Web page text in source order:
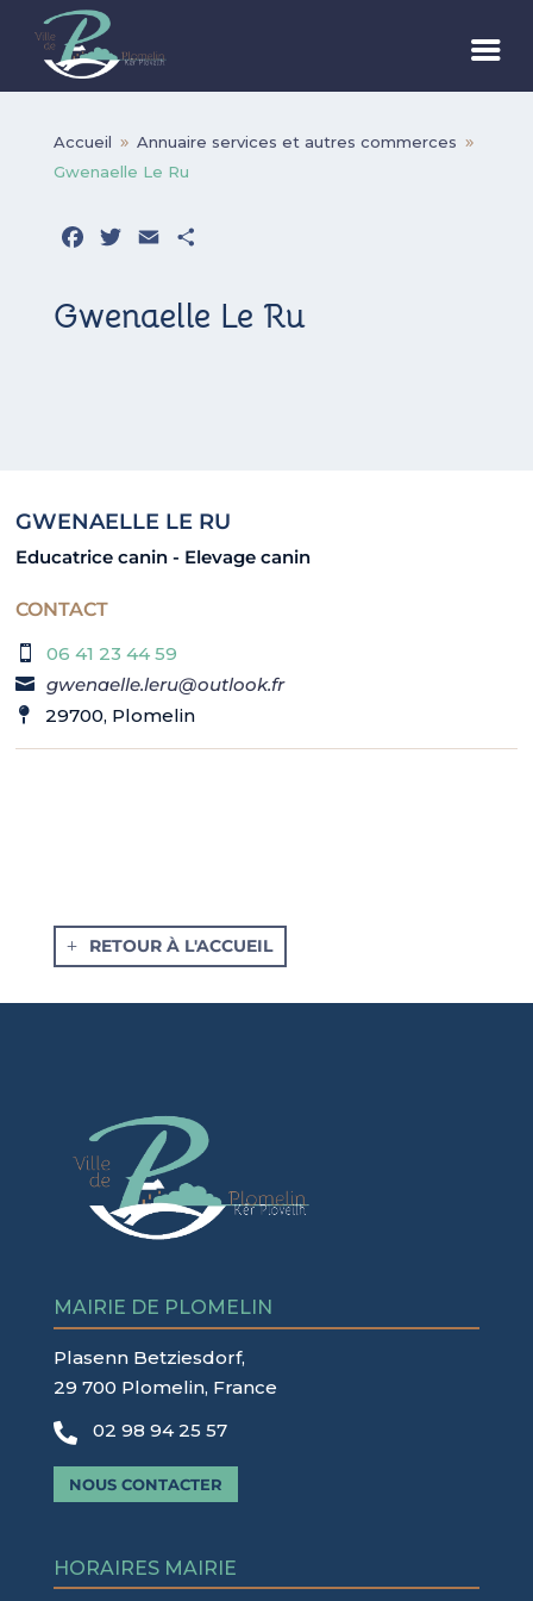
Accueil 9 Annuaire services et autres commerces 9
Gwenaelle Le Ru
Facebook
Twitter
Email
Gwenaelle Le Ru
GWENAELLE LE RU
Educatrice canin - Elevage canin
CONTACT
06 41 23 44 59
gwenaelle.leru@outlook.fr
29700, Plomelin
RETOUR À L'ACCUEIL
MAIRIE DE PLOMELIN
Plasenn Betziesdorf,
29 700 Plomelin, France
 02 98 94 25 57
NOUS CONTACTER
HORAIRES MAIRIE